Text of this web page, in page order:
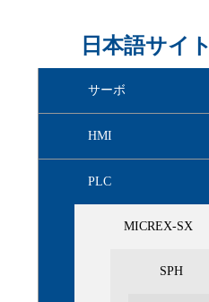
日本語サイト
サーボ
HMI
PLC
MICREX-SX
SPH